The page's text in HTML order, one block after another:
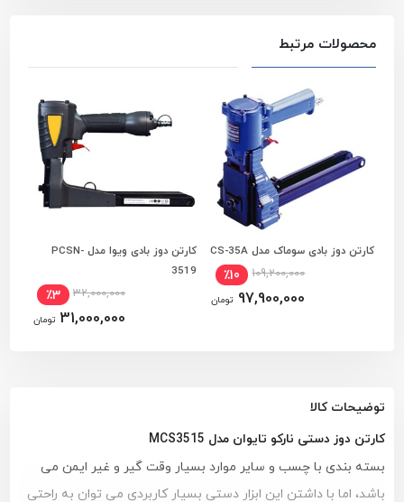
محصولات مرتبط
افزودن به سبد خرید
کارتن دوز بادی سوماک مدل CS-35A
109,200,000 ٪10
97,900,000 تومان
کارتن دوز بادی ویوا مدل PCSN-
3519
32,000,000 ٪3
31,000,000 تومان
توضیحات کالا
کارتن دوز دستی نارکو تایوان مدل MCS3515
بسته بندی با چسب و سایر موارد بسیار وقت گیر و غیر ایمن می
باشد، اما با داشتن این ابزار دستی بسیار کاربردی می توان به راحتی